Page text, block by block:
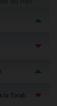
la Torah